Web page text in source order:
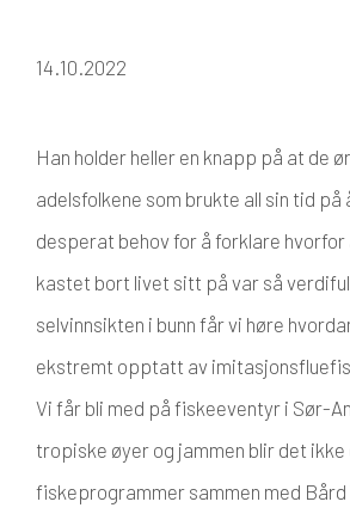
14.10.2022
Han holder heller en knapp på at de
adelsfolkene som brukte all sin tid på
desperat behov for å forklare
kastet bort livet sitt på var så
selvinnsikten i bunn får vi høre
ekstremt opptatt av
Vi får bli med på fiskeeventyr i Sør-
tropiske øyer og jammen blir det ikke
fiskeprogrammer sammen med